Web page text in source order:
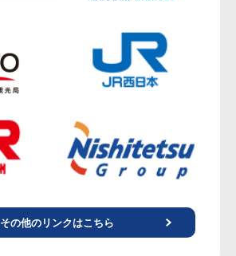
その他のリンクはこちら